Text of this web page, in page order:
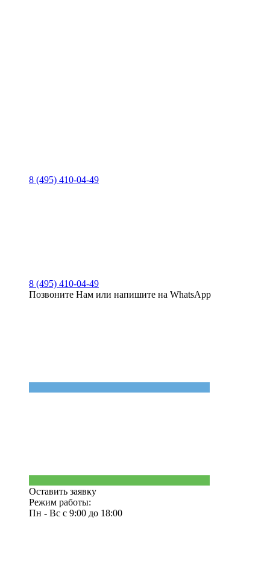
8 (495) 410-04-49
8 (495) 410-04-49
Позвоните Нам или напишите на WhatsApp
Оставить заявку
Режим работы:
Пн - Вс с 9:00 до 18:00